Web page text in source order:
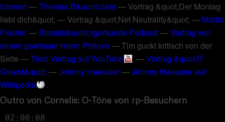
Internet—Theresa B&uuml;cker—Vortrag &quot;Der Montag
liebt dich&quot; —Vortrag &quot;Net Neutrality&quot; — Martin
Fischer—Staatsb&uuml;rgerkunde Podcast—Vortrag von
einem gewissen Herrn Pritlove—Tim guckt kritisch von der
Seite —Tims Vortrag auf YouTube —Vortrag &quot;IT-
Crowd&quot; —Johnny Haeusler—Johnny Haeusler auf
Wikipedia
.
Outro von Cornelis: O-Töne von rp-Besuchern
02:00:08